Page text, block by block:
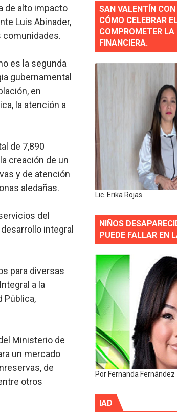
para fortalecer gestión
destempladas sobre Presa de Guaiguí:
de alto impacto
Luis Abinader,
comunidades.
es la segunda
gubernamental
en
la atención a
de 7,890
creación de un
y de atención
aledañas.
del
integral
para diversas
a la
Pública,
Ministerio de
un mercado
de
otros
SAN VALENTÍN
CÓMO CELEBRAR
COMPROMETER LA
FINANCIERA.
Lic. Erika Rojas
NIÑOS
PUEDE FALLAR EN
Por Fernanda Fernández
IAD